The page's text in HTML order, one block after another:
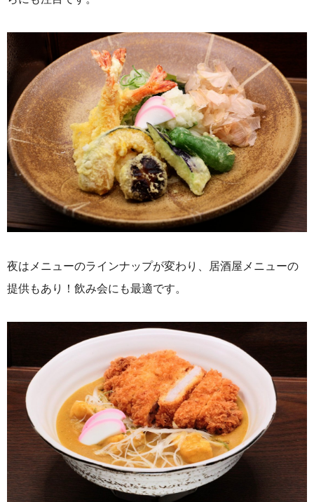
夜はメニューのラインナップが変わり、居酒屋メニューの
提供もあり！飲み会にも最適です。